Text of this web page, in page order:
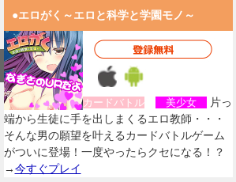
●エロがく～エロと科学と学園モノ～
カードバトル 美少女
片っ
端から生徒に手を出しまくるエロ教師・・・
そんな男の願望を叶えるカードバトルゲーム
がついに登場！一度やったらクセになる！？
→今すぐプレイ